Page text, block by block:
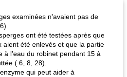
examinées n'avaient pas de
ont été testées après que
aient été enlevés et que la partie
à l'eau du robinet pendant 15 à
( 6, 8, 28).
qui peut aider à